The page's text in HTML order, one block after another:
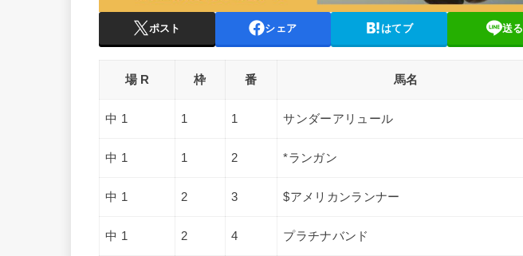
ポスト シェア はてブ 送る
場 R 枠 番 馬名
中 1 1 1 サンダーアリュール
中 1 1 2 *ランガン
中 1 2 3 $アメリカンランナー
中 1 2 4 プラチナバンド